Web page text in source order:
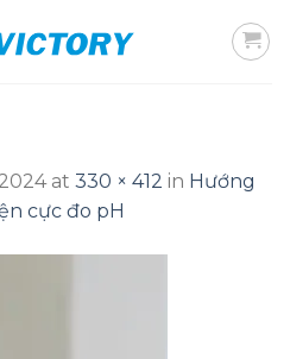
at 330 × 412 in Hướng
cực đo pH